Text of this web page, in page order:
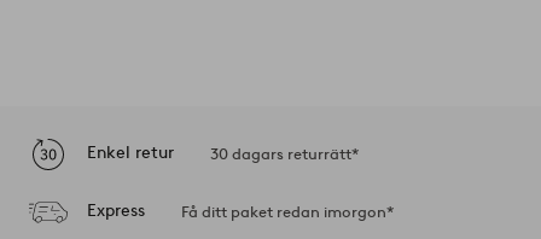
Enkel retur 30 dagars returrätt*
Express Få ditt paket redan imorgon*